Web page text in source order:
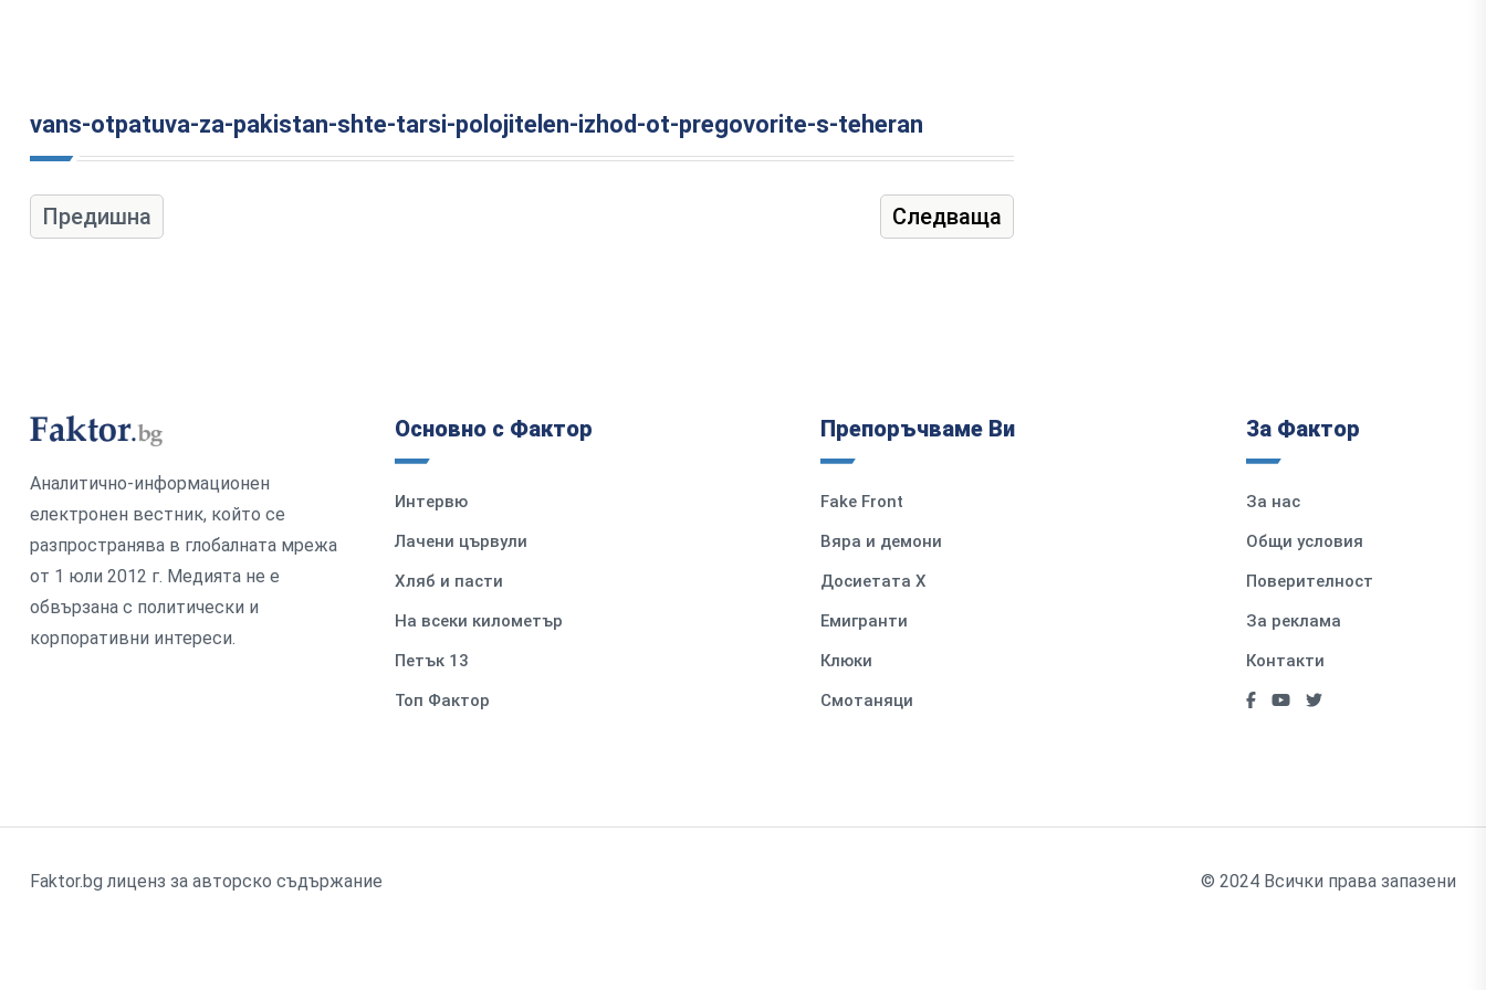
vans-otpatuva-za-pakistan-shte-tarsi-polojitelen-izhod-ot-pregovorite-s-teheran
Предишна Следваща
Аналитично-информационен
електронен вестник, който се
разпространява в глобалната мрежа
от 1 юли 2012 г. Медията не е
обвързана с политически и
корпоративни интереси.
Основно с Фактор
Интервю
Лачени цървули
Хляб и пасти
На всеки километър
Петък 13
Топ Фактор
Препоръчваме Ви
Fake Front
Вяра и демони
Досиетата Х
Емигранти
Клюки
Смотаняци
За Фактор
За нас
Общи условия
Поверителност
За реклама
Контакти
Faktor.bg лиценз за авторско съдържание © 2024 Всички права запазени